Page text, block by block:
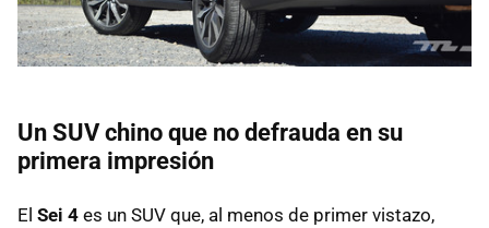
Un SUV chino que no defrauda en su
primera impresión
El Sei 4 es un SUV que, al menos de primer vistazo,